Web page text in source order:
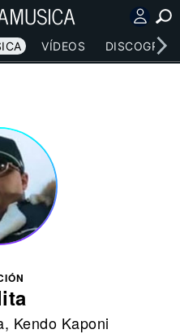
VÍDEOS
, Kendo Kaponi